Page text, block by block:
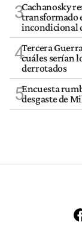
3Cachanosky
transformado
incondicional
4Tercera
cuáles serían
derrotados
5Encuesta
desgaste de